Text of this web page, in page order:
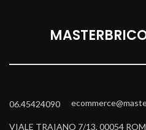
06.45424090
VIALE TRAIANO 7/13, 00054